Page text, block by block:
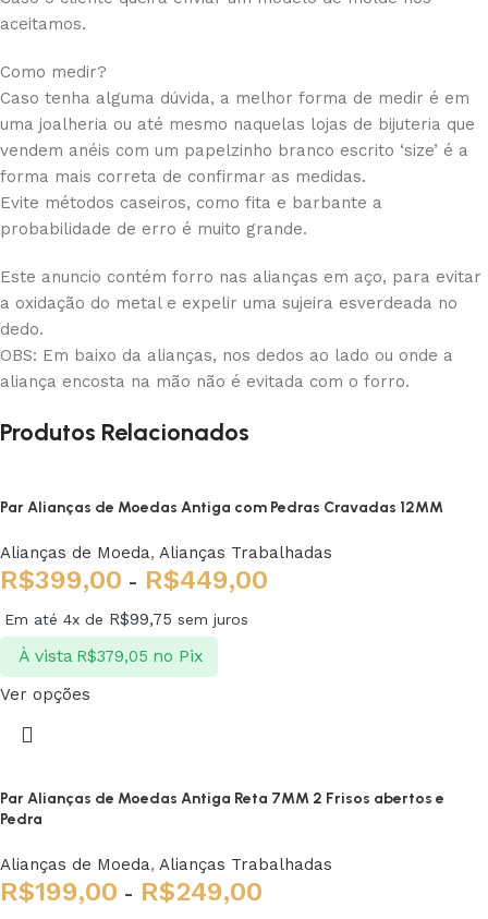
aceitamos.
Como medir?
Caso tenha alguma dúvida, a melhor forma de medir é em
uma joalheria ou até mesmo naquelas lojas de bijuteria que
vendem anéis com um papelzinho branco escrito ‘size’ é a
forma mais correta de confirmar as medidas.
Evite métodos caseiros, como fita e barbante a
probabilidade de erro é muito grande.
Este anuncio contém forro nas alianças em aço, para evitar
a oxidação do metal e expelir uma sujeira esverdeada no
dedo.
OBS: Em baixo da alianças, nos dedos ao lado ou onde a
aliança encosta na mão não é evitada com o forro.
Produtos Relacionados
Par Alianças de Moedas Antiga com Pedras Cravadas 12MM
Alianças de Moeda, Alianças Trabalhadas
R$399,00 - R$449,00
Em até 4x de R$99,75 sem juros
À vista R$379,05 no Pix
Ver opções
Par Alianças de Moedas Antiga Reta 7MM 2 Frisos abertos e
Pedra
Alianças de Moeda, Alianças Trabalhadas
R$199,00 - R$249,00